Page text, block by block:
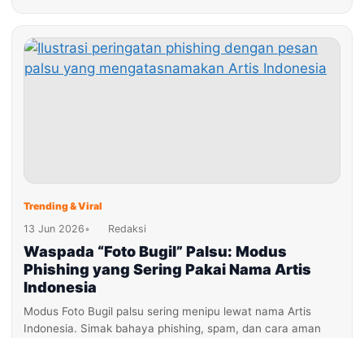
Trending & Viral
13 Jun 2026• Redaksi
Waspada “Foto Bugil” Palsu: Modus
Phishing yang Sering Pakai Nama Artis
Indonesia
Modus Foto Bugil palsu sering menipu lewat nama Artis
Indonesia. Simak bahaya phishing, spam, dan cara aman